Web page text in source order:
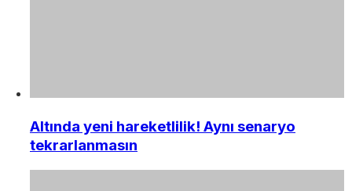
Altında yeni hareketlilik! Aynı senaryo
tekrarlanmasın